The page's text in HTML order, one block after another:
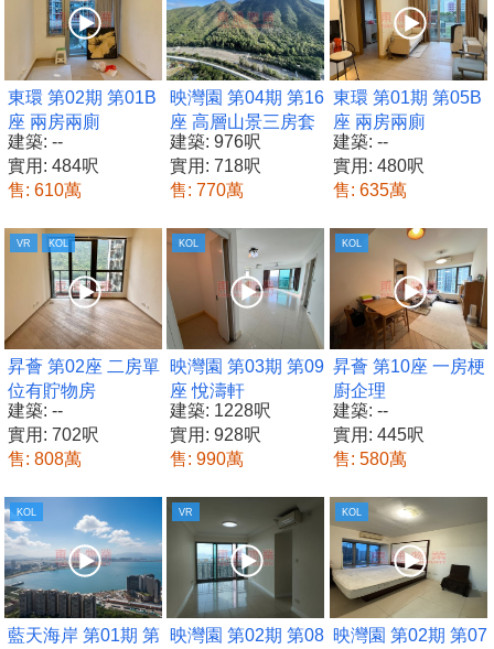
東環 第02期 第01B
座 兩房兩廁
建築: --
實用: 484呎
售: 610萬
映灣園 第04期 第16
座 高層山景三房套
建築: 976呎
實用: 718呎
售: 770萬
東環 第01期 第05B
座 兩房兩廁
建築: --
實用: 480呎
售: 635萬
VR KOL
昇薈 第02座 二房單
位有貯物房
建築: --
實用: 702呎
售: 808萬
KOL
映灣園 第03期 第09
座 悅濤軒
建築: 1228呎
實用: 928呎
售: 990萬
KOL
昇薈 第10座 一房梗
廚企理
建築: --
實用: 445呎
售: 580萬
KOL
藍天海岸 第01期 第
VR
映灣園 第02期 第08
KOL
映灣園 第02期 第07